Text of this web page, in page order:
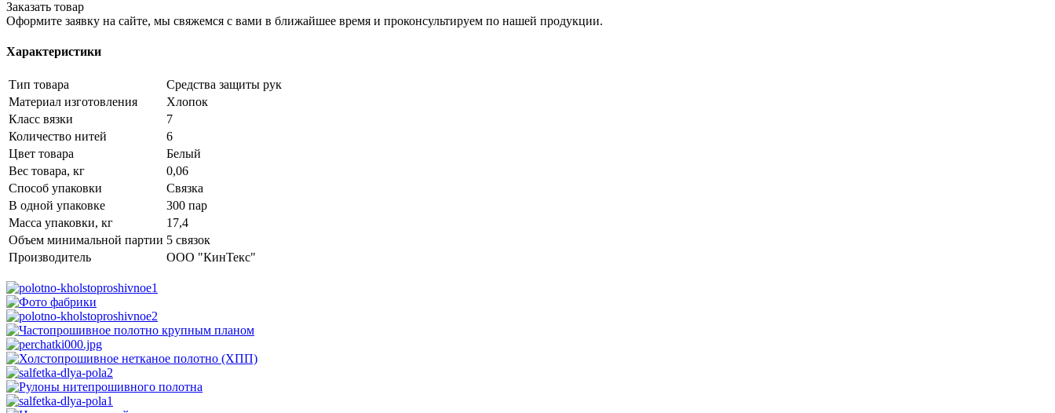
Заказать товар
Оформите заявку на сайте, мы свяжемся с вами в ближайшее время и проконсультируем по нашей продукции.
Характеристики
Тип товара
Средства защиты рук
Материал изготовления
Хлопок
Класс вязки
7
Количество нитей
6
Цвет товара
Белый
Вес товара, кг
0,06
Способ упаковки
Связка
В одной упаковке
300 пар
Масса упаковки, кг
17,4
Объем минимальной партии 5 связок
Производитель
ООО "КинТекс"